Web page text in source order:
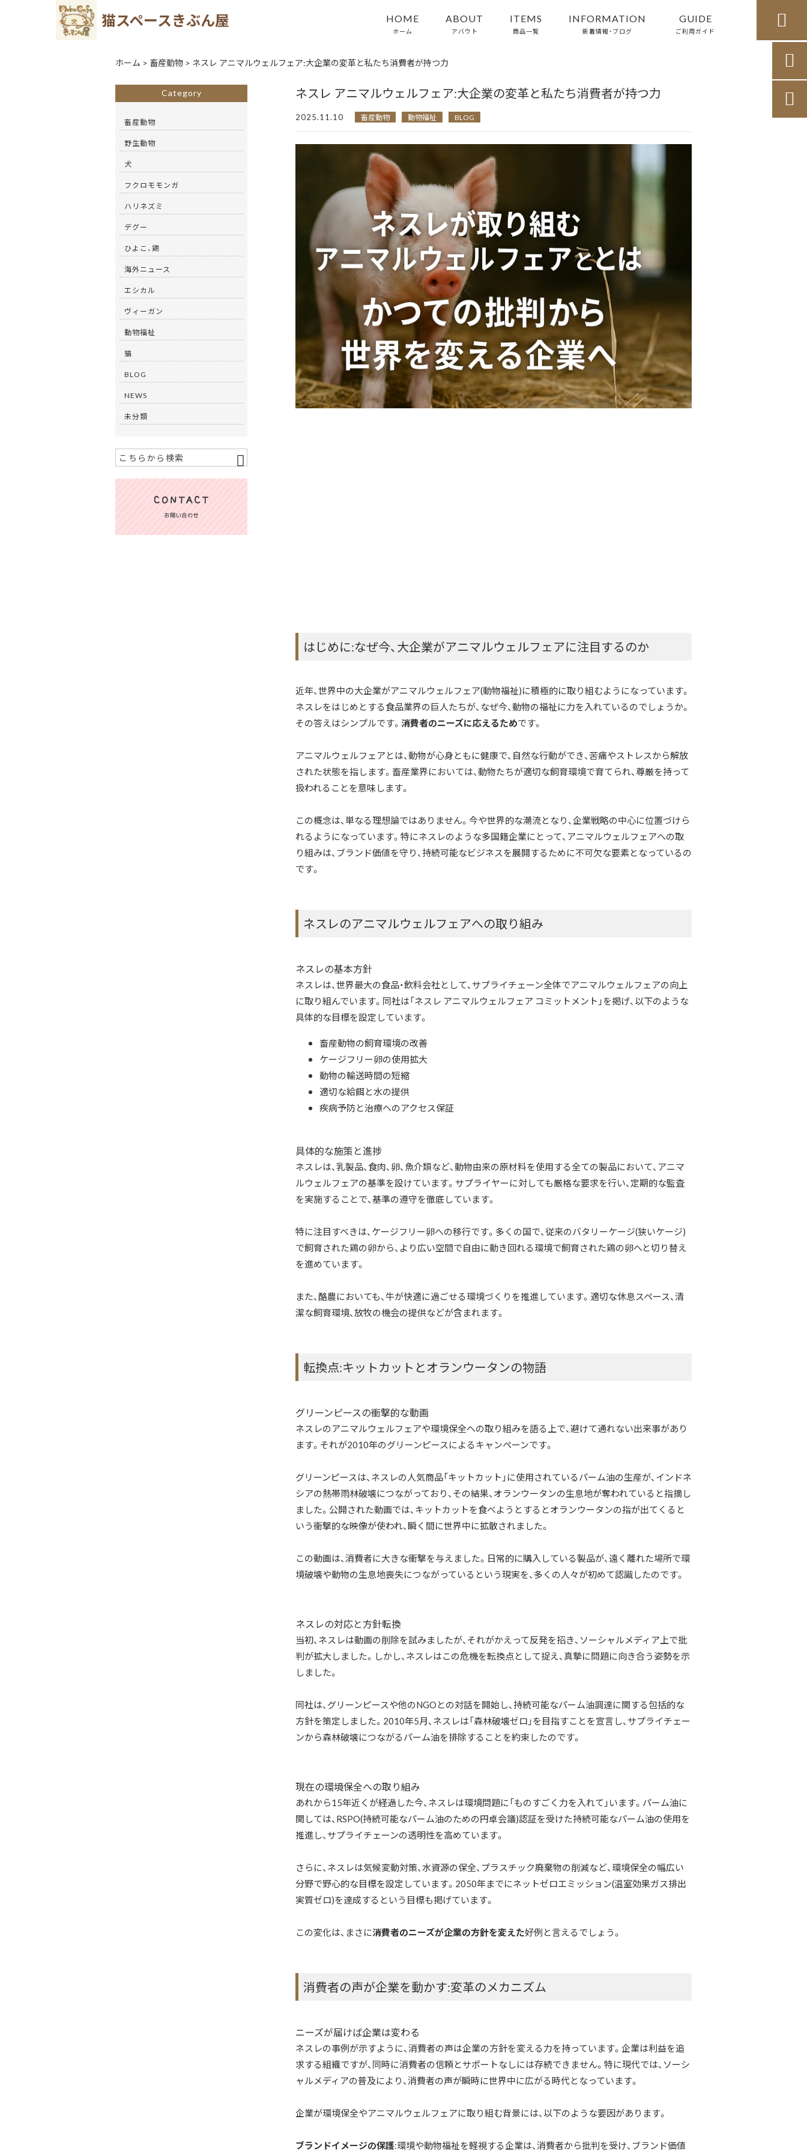
猫スペースきぶん屋 HOME
ホーム
ABOUT
アバウト
ITEMS
商品一覧
INFORMATION
新着情報・ブログ
GUIDE
ご利用ガイド

ホーム > 畜産動物 > ネスレ アニマルウェルフェア:大企業の変革と私たち消費者が持つ力
ネスレ アニマルウェルフェア:大企業の変革と私たち消費者が持つ力
2025.11.10 畜産動物 動物福祉 BLOG
はじめに:なぜ今、大企業がアニマルウェルフェアに注目するのか
近年、世界中の大企業がアニマルウェルフェア(動物福祉)に積極的に取り組むようになっています。
ネスレをはじめとする食品業界の巨人たちが、なぜ今、動物の福祉に力を入れているのでしょうか。
その答えはシンプルです。 消費者のニーズに応えるためです。
アニマルウェルフェアとは、動物が心身ともに健康で、自然な行動ができ、苦痛やストレスから解放
された状態を指します。畜産業界においては、動物たちが適切な飼育環境で育てられ、尊厳を持って
扱われることを意味します。
この概念は、単なる理想論ではありません。今や世界的な潮流となり、企業戦略の中心に位置づけら
れるようになっています。特にネスレのような多国籍企業にとって、アニマルウェルフェアへの取
り組みは、ブランド価値を守り、持続可能なビジネスを展開するために不可欠な要素となっているの
です。
ネスレのアニマルウェルフェアへの取り組み
ネスレの基本方針
ネスレは、世界最大の食品・飲料会社として、サプライチェーン全体でアニマルウェルフェアの向上
に取り組んでいます。同社は「ネスレ アニマルウェルフェア コミットメント」を掲げ、以下のような
具体的な目標を設定しています。
畜産動物の飼育環境の改善
ケージフリー卵の使用拡大
動物の輸送時間の短縮
適切な給餌と水の提供
疾病予防と治療へのアクセス保証
具体的な施策と進捗
ネスレは、乳製品、食肉、卵、魚介類など、動物由来の原材料を使用する全ての製品において、アニマ
ルウェルフェアの基準を設けています。サプライヤーに対しても厳格な要求を行い、定期的な監査
を実施することで、基準の遵守を徹底しています。
特に注目すべきは、ケージフリー卵への移行です。多くの国で、従来のバタリーケージ(狭いケージ)
で飼育された鶏の卵から、より広い空間で自由に動き回れる環境で飼育された鶏の卵へと切り替え
を進めています。
また、酪農においても、牛が快適に過ごせる環境づくりを推進しています。適切な休息スペース、清
潔な飼育環境、放牧の機会の提供などが含まれます。
転換点:キットカットとオランウータンの物語
グリーンピースの衝撃的な動画
ネスレのアニマルウェルフェアや環境保全への取り組みを語る上で、避けて通れない出来事があり
ます。それが2010年のグリーンピースによるキャンペーンです。
グリーンピースは、ネスレの人気商品「キットカット」に使用されているパーム油の生産が、インドネ
シアの熱帯雨林破壊につながっており、その結果、オランウータンの生息地が奪われていると指摘し
ました。公開された動画では、キットカットを食べようとするとオランウータンの指が出てくると
いう衝撃的な映像が使われ、瞬く間に世界中に拡散されました。
この動画は、消費者に大きな衝撃を与えました。日常的に購入している製品が、遠く離れた場所で環
境破壊や動物の生息地喪失につながっているという現実を、多くの人々が初めて認識したのです。
ネスレの対応と方針転換
当初、ネスレは動画の削除を試みましたが、それがかえって反発を招き、ソーシャルメディア上で批
判が拡大しました。しかし、ネスレはこの危機を転換点として捉え、真摯に問題に向き合う姿勢を示
しました。
同社は、グリーンピースや他のNGOとの対話を開始し、持続可能なパーム油調達に関する包括的な
方針を策定しました。2010年5月、ネスレは「森林破壊ゼロ」を目指すことを宣言し、サプライチェー
ンから森林破壊につながるパーム油を排除することを約束したのです。
現在の環境保全への取り組み
あれから15年近くが経過した今、ネスレは環境問題に「ものすごく力を入れて」います。パーム油に
関しては、RSPO(持続可能なパーム油のための円卓会議)認証を受けた持続可能なパーム油の使用を
推進し、サプライチェーンの透明性を高めています。
さらに、ネスレは気候変動対策、水資源の保全、プラスチック廃棄物の削減など、環境保全の幅広い
分野で野心的な目標を設定しています。2050年までにネットゼロエミッション(温室効果ガス排出
実質ゼロ)を達成するという目標も掲げています。
この変化は、まさに消費者のニーズが企業の方針を変えた好例と言えるでしょう。
消費者の声が企業を動かす:変革のメカニズム
ニーズが届けば企業は変わる
ネスレの事例が示すように、消費者の声は企業の方針を変える力を持っています。企業は利益を追
求する組織ですが、同時に消費者の信頼とサポートなしには存続できません。特に現代では、ソーシ
ャルメディアの普及により、消費者の声が瞬時に世界中に広がる時代となっています。
企業が環境保全やアニマルウェルフェアに取り組む背景には、以下のような要因があります。
ブランドイメージの保護:環境や動物福祉を軽視する企業は、消費者から批判を受け、ブランド価値
Category
畜産動物
野生動物
犬
フクロモモンガ
ハリネズミ
デグー
ひよこ、鶏
海外ニュース
エシカル
ヴィーガン
動物福祉
猫
BLOG
NEWS
未分類

